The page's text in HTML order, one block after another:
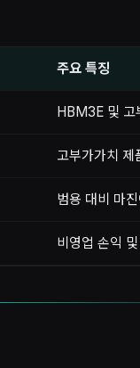
주요 특징
HBM3E 및 고
고부가가치 제
범용 대비 마
비영업 손익